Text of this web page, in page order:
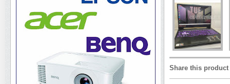
Share this product